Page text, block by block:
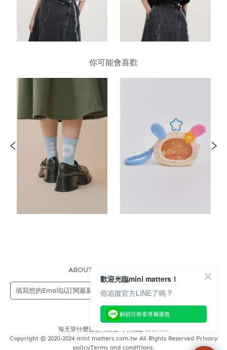
你可能會喜歡
ABOUT US
每天穿什麼股份有限公司 | 統編 83689089
Copyright © 2020-2024 mini matters.com.tw All Rights Reserved Privacy
policyTerms and conditions.
歡迎光臨mini matters！
你追蹤官方LINE了嗎 ?
解鎖任務拿專屬優惠